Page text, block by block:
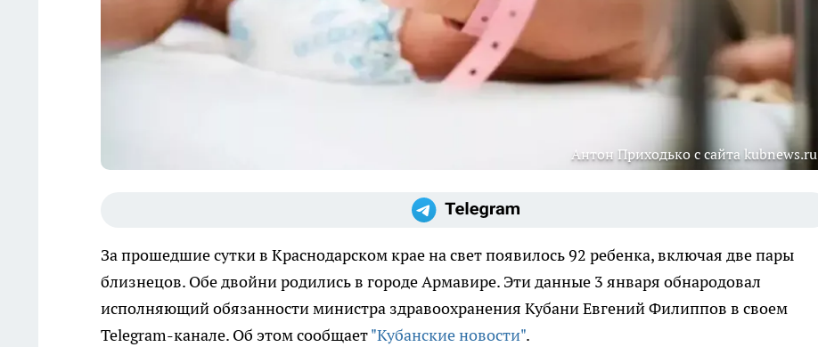
Антон Приходько с сайта kubnews.ru
За прошедшие сутки в Краснодарском крае на свет появилось 92 ребенка, включая две пары
близнецов. Обе двойни родились в городе Армавире. Эти данные 3 января обнародовал
исполняющий обязанности министра здравоохранения Кубани Евгений Филиппов в своем
Telegram-канале. Об этом сообщает"Кубанские новости".